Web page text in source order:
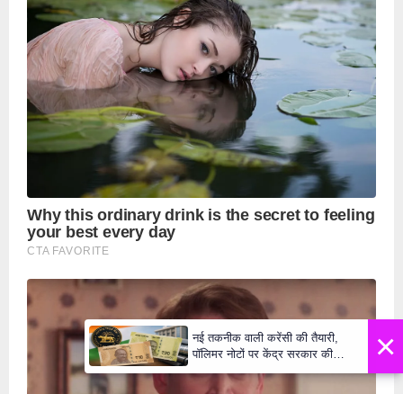
×
नई तकनीक वाली करेंसी की तैयारी,
पॉलिमर नोटों पर केंद्र सरकार की
₹10 और ₹20 के नोट - Daily Lok